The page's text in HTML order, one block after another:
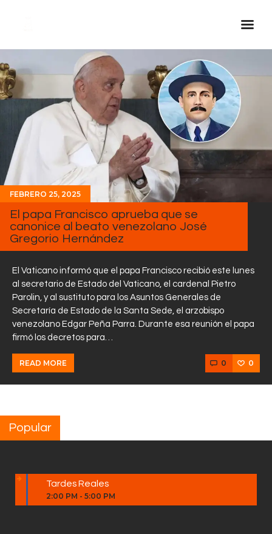
Inicio Real FM
Streaming
En Vivo
Descarga La APP
Programas
Noticias
Equipo
Sobre Nosotros
Contactos
FEBRERO 25, 2025
El papa Francisco aprueba que se
canonice al beato venezolano José
Gregorio Hernández
El Vaticano informó que el papa Francisco recibió este lunes
al secretario de Estado del Vaticano, el cardenal Pietro
Parolin, y al sustituto para los Asuntos Generales de
Secretaría de Estado de la Santa Sede, el arzobispo
venezolano Edgar Peña Parra. Durante esa reunión el papa
firmó los decretos para…
READ MORE 0 0
Popular
Tardes Reales
2:00 PM - 5:00 PM